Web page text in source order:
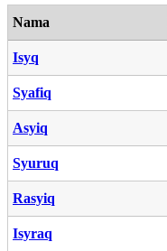
Nama
Isyq
Syafiq
Asyiq
Syuruq
Rasyiq
Isyraq